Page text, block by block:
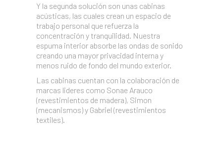
Y la segunda solución son unas cabinas
acústicas, las cuales crean un espacio de
trabajo personal que refuerza la
concentración y tranquilidad. Nuestra
espuma interior absorbe las ondas de sonido
creando una mayor privacidad interna y
menos ruido de fondo del mundo exterior.
Las cabinas cuentan con la colaboración de
marcas lideres como Sonae Arauco
(revestimientos de madera), Simon
(mecanismos) y Gabriel (revestimientos
textiles).